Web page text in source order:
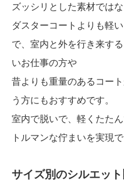
ズッシリとした素材では
ダスターコートよりも軽
で、室内と外を行き来す
いお仕事の方や
昔よりも重量のあるコー
う方にもおすすめです。
室内で脱いで、軽くたた
トルマンな佇まいを実現で
サイズ別のシルエッ